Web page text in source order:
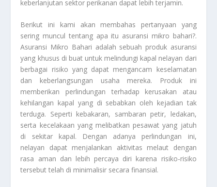
keberlanjutan sektor perikanan dapat lebih terjamin.
Berikut ini kami akan membahas pertanyaan yang
sering muncul tentang apa itu asuransi mikro bahari?.
Asuransi Mikro Bahari adalah sebuah produk asuransi
yang khusus di buat untuk melindungi kapal nelayan dari
berbagai risiko yang dapat mengancam keselamatan
dan keberlangsungan usaha mereka. Produk ini
memberikan perlindungan terhadap kerusakan atau
kehilangan kapal yang di sebabkan oleh kejadian tak
terduga. Seperti kebakaran, sambaran petir, ledakan,
serta kecelakaan yang melibatkan pesawat yang jatuh
di sekitar kapal. Dengan adanya perlindungan ini,
nelayan dapat menjalankan aktivitas melaut dengan
rasa aman dan lebih percaya diri karena risiko-risiko
tersebut telah di minimalisir secara finansial.